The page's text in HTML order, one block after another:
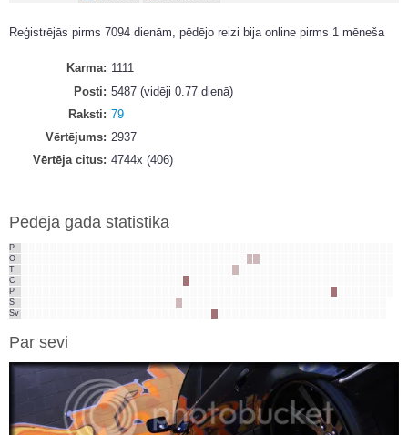
Reģistrējās pirms 7094 dienām, pēdējo reizi bija online pirms 1 mēneša
Karma
1111
Posti
5487 (vidēji 0.77 dienā)
Raksti
79
Vērtējums
2937
Vērtēja citus
4744x (406)
Pēdējā gada statistika
P
O
T
C
P
S
Sv
Par sevi